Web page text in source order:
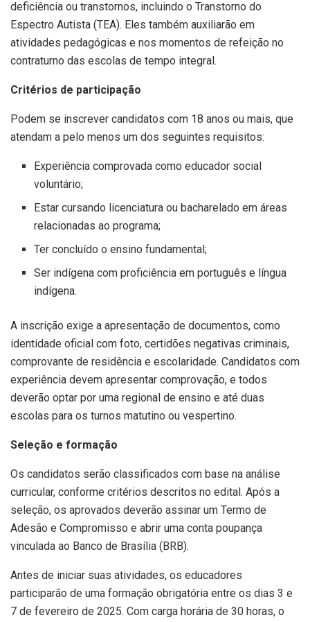
deficiência ou transtornos, incluindo o Transtorno do
Espectro Autista (TEA). Eles também auxiliarão em
atividades pedagógicas e nos momentos de refeição no
contraturno das escolas de tempo integral.
Critérios de participação
Podem se inscrever candidatos com 18 anos ou mais, que
atendam a pelo menos um dos seguintes requisitos:
Experiência comprovada como educador social
voluntário;
Estar cursando licenciatura ou bacharelado em áreas
relacionadas ao programa;
Ter concluído o ensino fundamental;
Ser indígena com proficiência em português e língua
indígena.
A inscrição exige a apresentação de documentos, como
identidade oficial com foto, certidões negativas criminais,
comprovante de residência e escolaridade. Candidatos com
experiência devem apresentar comprovação, e todos
deverão optar por uma regional de ensino e até duas
escolas para os turnos matutino ou vespertino.
Seleção e formação
Os candidatos serão classificados com base na análise
curricular, conforme critérios descritos no edital. Após a
seleção, os aprovados deverão assinar um Termo de
Adesão e Compromisso e abrir uma conta poupança
vinculada ao Banco de Brasília (BRB).
Antes de iniciar suas atividades, os educadores
participarão de uma formação obrigatória entre os dias 3 e
7 de fevereiro de 2025. Com carga horária de 30 horas, o